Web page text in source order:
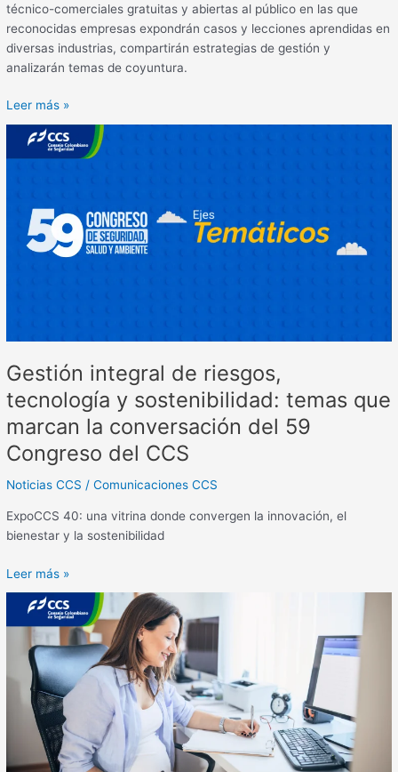
técnico-comerciales gratuitas y abiertas al público en las que
reconocidas empresas expondrán casos y lecciones aprendidas en
diversas industrias, compartirán estrategias de gestión y
analizarán temas de coyuntura.
Leer más »
Gestión integral de riesgos,
tecnología y sostenibilidad: temas que
marcan la conversación del 59
Congreso del CCS
Noticias CCS /Comunicaciones CCS
ExpoCCS 40: una vitrina donde convergen la innovación, el
bienestar y la sostenibilidad
Gestión
integral
tecnología
sostenibilidad:
del
Congreso
del
CCS
Leer más »
hace
llamado
reforzar
protección